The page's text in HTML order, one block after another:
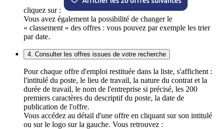
cliquez sur :
Vous avez également la possibilité de changer le
« classement » des offres : vous pouvez par exemple les trier
par date.
4. Consulter les offres issues de votre recherche
Pour chaque offre d'emploi restituée dans la liste, s'affichent :
l'intitulé du poste, le lieu de travail, la nature du contrat et la
durée de travail, le nom de l'entreprise si précisé, les 200
premiers caractères du descriptif du poste, la date de
publication de l'offre.
Vous accédez au détail d'une offre en cliquant sur son intitulé
ou sur le logo sur la gauche. Vous retrouvez :